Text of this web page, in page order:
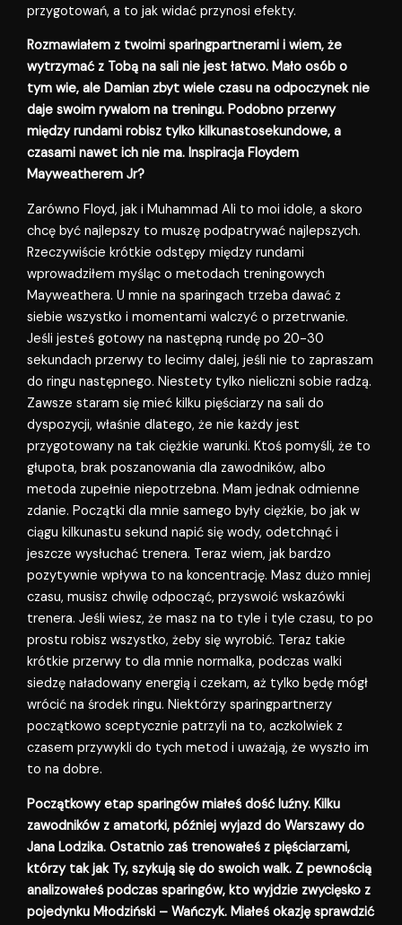
przygotowań, a to jak widać przynosi efekty.
Rozmawiałem z twoimi sparingpartnerami i wiem, że
wytrzymać z Tobą na sali nie jest łatwo. Mało osób o
tym wie, ale Damian zbyt wiele czasu na odpoczynek nie
daje swoim rywalom na treningu. Podobno przerwy
między rundami robisz tylko kilkunastosekundowe, a
czasami nawet ich nie ma. Inspiracja Floydem
Mayweatherem Jr?
Zarówno Floyd, jak i Muhammad Ali to moi idole, a skoro
chcę być najlepszy to muszę podpatrywać najlepszych.
Rzeczywiście krótkie odstępy między rundami
wprowadziłem myśląc o metodach treningowych
Mayweathera. U mnie na sparingach trzeba dawać z
siebie wszystko i momentami walczyć o przetrwanie.
Jeśli jesteś gotowy na następną rundę po 20-30
sekundach przerwy to lecimy dalej, jeśli nie to zapraszam
do ringu następnego. Niestety tylko nieliczni sobie radzą.
Zawsze staram się mieć kilku pięściarzy na sali do
dyspozycji, właśnie dlatego, że nie każdy jest
przygotowany na tak ciężkie warunki. Ktoś pomyśli, że to
głupota, brak poszanowania dla zawodników, albo
metoda zupełnie niepotrzebna. Mam jednak odmienne
zdanie. Początki dla mnie samego były ciężkie, bo jak w
ciągu kilkunastu sekund napić się wody, odetchnąć i
jeszcze wysłuchać trenera. Teraz wiem, jak bardzo
pozytywnie wpływa to na koncentrację. Masz dużo mniej
czasu, musisz chwilę odpocząć, przyswoić wskazówki
trenera. Jeśli wiesz, że masz na to tyle i tyle czasu, to po
prostu robisz wszystko, żeby się wyrobić. Teraz takie
krótkie przerwy to dla mnie normalka, podczas walki
siedzę naładowany energią i czekam, aż tylko będę mógł
wrócić na środek ringu. Niektórzy sparingpartnerzy
początkowo sceptycznie patrzyli na to, aczkolwiek z
czasem przywykli do tych metod i uważają, że wyszło im
to na dobre.
Początkowy etap sparingów miałeś dość luźny. Kilku
zawodników z amatorki, później wyjazd do Warszawy do
Jana Lodzika. Ostatnio zaś trenowałeś z pięściarzami,
którzy tak jak Ty, szykują się do swoich walk. Z pewnością
analizowałeś podczas sparingów, kto wyjdzie zwycięsko z
pojedynku Młodziński – Wańczyk. Miałeś okazję sprawdzić